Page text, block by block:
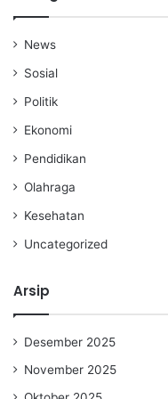
News
Sosial
Politik
Ekonomi
Pendidikan
Olahraga
Kesehatan
Uncategorized
Arsip
Desember 2025
November 2025